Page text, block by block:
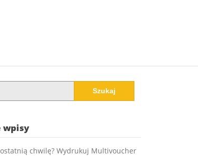
wpisy
chwilę? Wydrukuj Multivoucher